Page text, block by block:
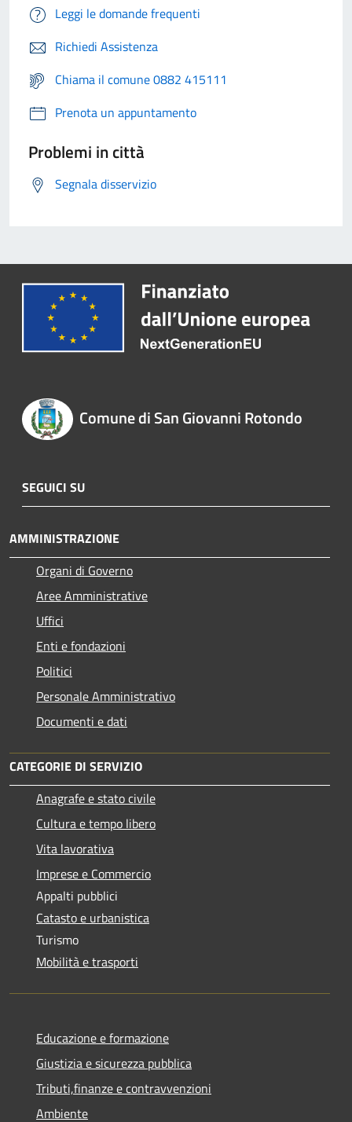
Leggi le domande frequenti
Richiedi Assistenza
Chiama il comune 0882 415111
Prenota un appuntamento
Problemi in città
Segnala disservizio
Comune di San Giovanni Rotondo
SEGUICI SU
AMMINISTRAZIONE
Organi di Governo
Aree Amministrative
Uffici
Enti e fondazioni
Politici
Personale Amministrativo
Documenti e dati
CATEGORIE DI SERVIZIO
Anagrafe e stato civile
Cultura e tempo libero
Vita lavorativa
Imprese e Commercio
Appalti pubblici
Catasto e urbanistica
Turismo
Mobilità e trasporti
Educazione e formazione
Giustizia e sicurezza pubblica
Tributi,finanze e contravvenzioni
Ambiente